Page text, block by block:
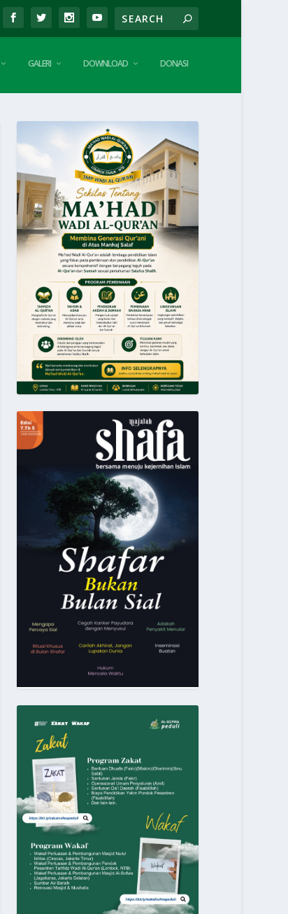
GALERI DOWNLOAD DONASI